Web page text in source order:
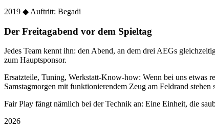
2019 ◆ Auftritt: Begadi
Der Freitagabend vor dem Spieltag
Jedes Team kennt ihn: den Abend, an dem drei AEGs
zum Hauptsponsor.
Ersatzteile, Tuning, Werkstatt-Know-how: Wenn bei uns etwas
Samstagmorgen mit funktionierendem Zeug am Feldrand stehen
Fair Play fängt nämlich bei der Technik an: Eine Einheit, die
2026